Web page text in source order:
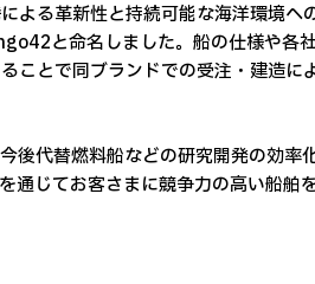
よる革新性と持続可能な海洋環境へ
と命名しました。船の仕様や各
ことで同ブランドでの受注・建造に
後代替燃料船などの研究開発の効率
通じてお客さまに競争力の高い船舶